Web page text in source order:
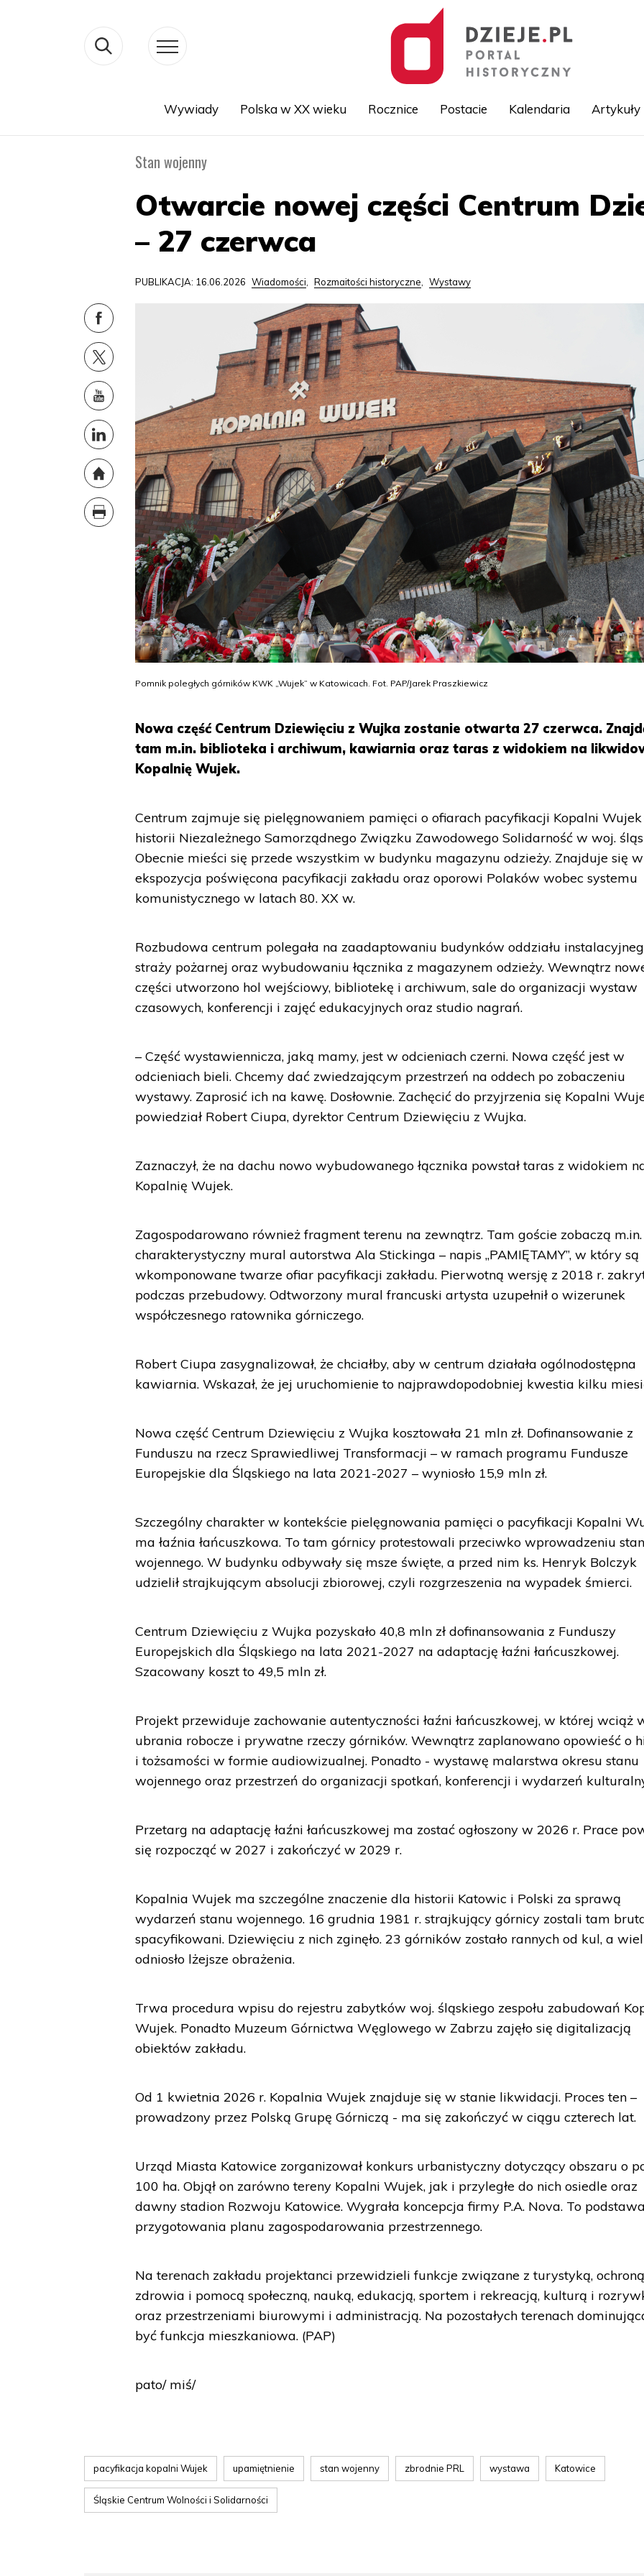
Wywiady Polska w XX wieku Rocznice Postacie Kalendaria Artykuły
Stan wojenny
Otwarcie nowej części Centrum
– 27 czerwca
PUBLIKACJA: 16.06.2026 Wiadomości, Rozmaitości historyczne, Wystawy
Pomnik poległych górników KWK „Wujek” w Katowicach. Fot. PAP/Jarek Praszkiewicz
Nowa część Centrum Dziewięciu z Wujka zostanie otwarta 27 czerwca.
tam m.in. biblioteka i archiwum, kawiarnia oraz taras z widokiem na
Kopalnię Wujek.
Centrum zajmuje się pielęgnowaniem pamięci o ofiarach pacyfikacji Kopalni Wujek
historii Niezależnego Samorządnego Związku Zawodowego Solidarność w woj.
Obecnie mieści się przede wszystkim w budynku magazynu odzieży. Znajduje się
ekspozycja poświęcona pacyfikacji zakładu oraz oporowi Polaków wobec systemu
komunistycznego w latach 80. XX w.
Rozbudowa centrum polegała na zaadaptowaniu budynków oddziału
straży pożarnej oraz wybudowaniu łącznika z magazynem odzieży. Wewnątrz
części utworzono hol wejściowy, bibliotekę i archiwum, sale do organizacji wystaw
czasowych, konferencji i zajęć edukacyjnych oraz studio nagrań.
– Część wystawiennicza, jaką mamy, jest w odcieniach czerni. Nowa część jest w
odcieniach bieli. Chcemy dać zwiedzającym przestrzeń na oddech po zobaczeniu
wystawy. Zaprosić ich na kawę. Dosłownie. Zachęcić do przyjrzenia się Kopalni
powiedział Robert Ciupa, dyrektor Centrum Dziewięciu z Wujka.
Zaznaczył, że na dachu nowo wybudowanego łącznika powstał taras z widokiem
Kopalnię Wujek.
Zagospodarowano również fragment terenu na zewnątrz. Tam goście zobaczą m.in.
charakterystyczny mural autorstwa Ala Stickinga – napis „PAMIĘTAMY”, w który są
wkomponowane twarze ofiar pacyfikacji zakładu. Pierwotną wersję z 2018 r.
podczas przebudowy. Odtworzony mural francuski artysta uzupełnił o wizerunek
współczesnego ratownika górniczego.
Robert Ciupa zasygnalizował, że chciałby, aby w centrum działała ogólnodostępna
kawiarnia. Wskazał, że jej uruchomienie to najprawdopodobniej kwestia kilku
Nowa część Centrum Dziewięciu z Wujka kosztowała 21 mln zł. Dofinansowanie z
Funduszu na rzecz Sprawiedliwej Transformacji – w ramach programu Fundusze
Europejskie dla Śląskiego na lata 2021-2027 – wyniosło 15,9 mln zł.
Szczególny charakter w kontekście pielęgnowania pamięci o pacyfikacji Kopalni
ma łaźnia łańcuszkowa. To tam górnicy protestowali przeciwko wprowadzeniu
wojennego. W budynku odbywały się msze święte, a przed nim ks. Henryk Bolczyk
udzielił strajkującym absolucji zbiorowej, czyli rozgrzeszenia na wypadek śmierci.
Centrum Dziewięciu z Wujka pozyskało 40,8 mln zł dofinansowania z Funduszy
Europejskich dla Śląskiego na lata 2021-2027 na adaptację łaźni łańcuszkowej.
Szacowany koszt to 49,5 mln zł.
Projekt przewiduje zachowanie autentyczności łaźni łańcuszkowej, w której wciąż
ubrania robocze i prywatne rzeczy górników. Wewnątrz zaplanowano opowieść o
i tożsamości w formie audiowizualnej. Ponadto - wystawę malarstwa okresu stanu
wojennego oraz przestrzeń do organizacji spotkań, konferencji i wydarzeń
Przetarg na adaptację łaźni łańcuszkowej ma zostać ogłoszony w 2026 r. Prace
się rozpocząć w 2027 i zakończyć w 2029 r.
Kopalnia Wujek ma szczególne znaczenie dla historii Katowic i Polski za sprawą
wydarzeń stanu wojennego. 16 grudnia 1981 r. strajkujący górnicy zostali tam
spacyfikowani. Dziewięciu z nich zginęło. 23 górników zostało rannych od kul, a
odniosło lżejsze obrażenia.
Trwa procedura wpisu do rejestru zabytków woj. śląskiego zespołu zabudowań
Wujek. Ponadto Muzeum Górnictwa Węglowego w Zabrzu zajęło się digitalizacją
obiektów zakładu.
Od 1 kwietnia 2026 r. Kopalnia Wujek znajduje się w stanie likwidacji. Proces ten –
prowadzony przez Polską Grupę Górniczą - ma się zakończyć w ciągu czterech lat.
Urząd Miasta Katowice zorganizował konkurs urbanistyczny dotyczący obszaru o
100 ha. Objął on zarówno tereny Kopalni Wujek, jak i przyległe do nich osiedle oraz
dawny stadion Rozwoju Katowice. Wygrała koncepcja firmy P.A. Nova. To
przygotowania planu zagospodarowania przestrzennego.
Na terenach zakładu projektanci przewidzieli funkcje związane z turystyką, ochroną
zdrowia i pomocą społeczną, nauką, edukacją, sportem i rekreacją, kulturą i
oraz przestrzeniami biurowymi i administracją. Na pozostałych terenach
być funkcja mieszkaniowa. (PAP)
pato/ miś/
pacyfikacja kopalni Wujek upamiętnienie stan wojenny zbrodnie PRL wystawa Katowice
Śląskie Centrum Wolności i Solidarności